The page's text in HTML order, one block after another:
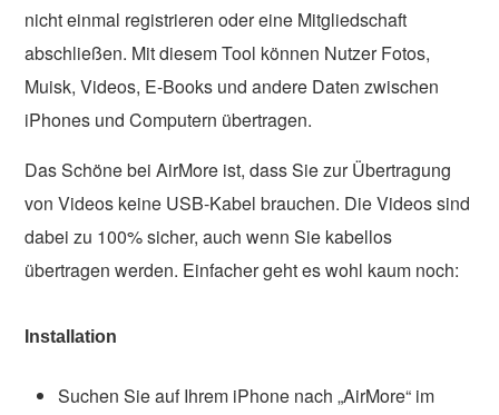
nicht einmal registrieren oder eine Mitgliedschaft
abschließen. Mit diesem Tool können Nutzer Fotos,
Muisk, Videos, E-Books und andere Daten zwischen
iPhones und Computern übertragen.
Das Schöne bei AirMore ist, dass Sie zur Übertragung
von Videos keine USB-Kabel brauchen. Die Videos sind
dabei zu 100% sicher, auch wenn Sie kabellos
übertragen werden. Einfacher geht es wohl kaum noch:
Installation
Suchen Sie auf Ihrem iPhone nach „AirMore“ im